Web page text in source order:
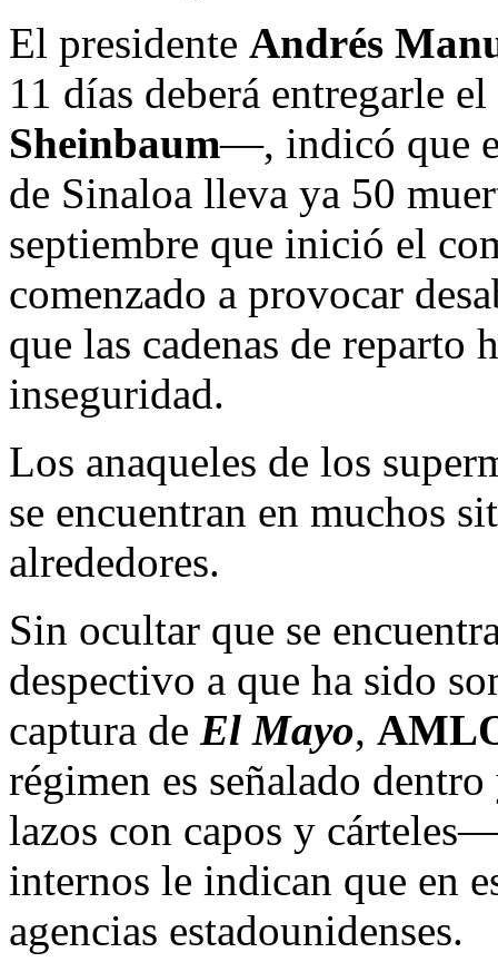
El presidente Andrés
11 días deberá entregarle
Sheinbaum—, indicó que
de Sinaloa lleva ya 50
septiembre que inició el
comenzado a provocar
que las cadenas de reparto
inseguridad.
Los anaqueles de los
se encuentran en muchos
alrededores.
Sin ocultar que se
despectivo a que ha sido
captura de El Mayo,
régimen es señalado
lazos con capos y
internos le indican que en
agencias estadounidenses.